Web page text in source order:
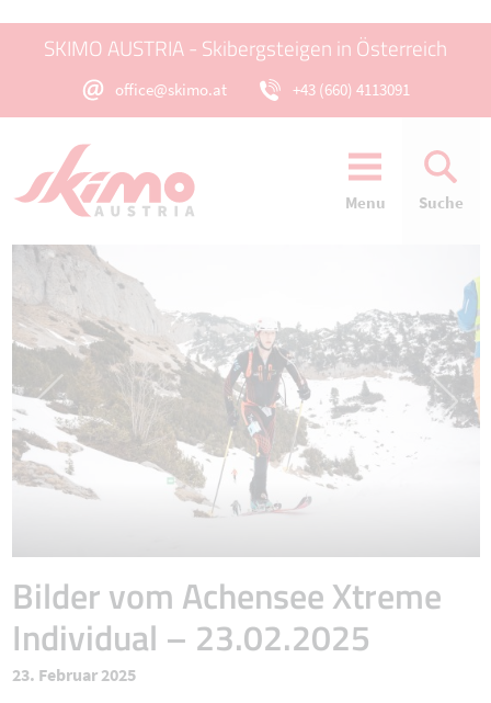
SKIMO AUSTRIA - Skibergsteigen in Österreich
office@skimo.at +43 (660) 4113091
Menu Suche
Bilder vom Achensee Xtreme
Individual – 23.02.2025
23. Februar 2025